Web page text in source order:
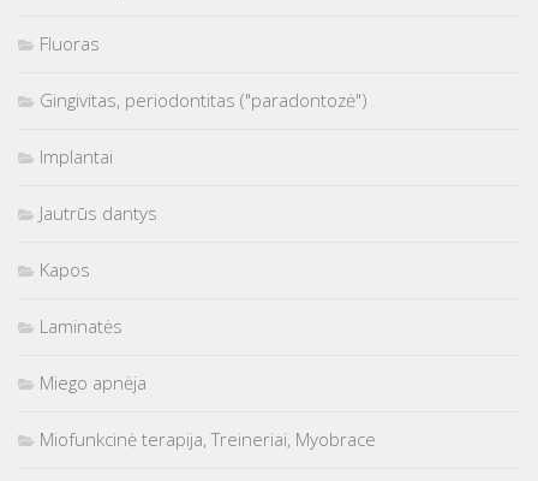
Fluoras
Gingivitas, periodontitas ("paradontozė")
Implantai
Jautrūs dantys
Kapos
Laminatės
Miego apnėja
Miofunkcinė terapija, Treineriai, Myobrace